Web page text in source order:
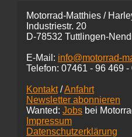
Motorrad-Matthies /
Industriestr. 20
D-78532 Tuttlingen-
E-Mail: info@motorrad-
Telefon: 07461 - 96 469 -
Kontakt/Anfahrt
Newsletter abonnieren
Wanted: Jobs bei
Impressum
Datenschutzerklärung